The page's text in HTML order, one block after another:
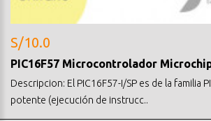
S/10.0
PIC16F57 Microcontrolador
Descripcion: El PIC16F57-I/SP es de la familia
potente (ejecución de instrucc..